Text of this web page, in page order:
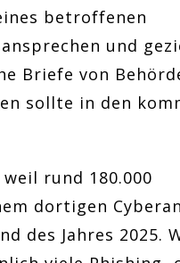
betroffenen
und
Briefe von
sollte in den
rund 180.000
dortigen
des Jahres 2025.